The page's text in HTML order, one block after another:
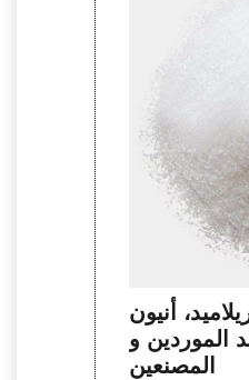
أنيون
الموردين و
المصنعين